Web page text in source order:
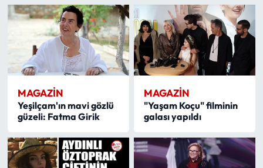
MAGAZİN
Yeşilçam'ın mavi gözlü
güzeli: Fatma Girik
MAGAZİN
"Yaşam Koçu" filminin
galası yapıldı